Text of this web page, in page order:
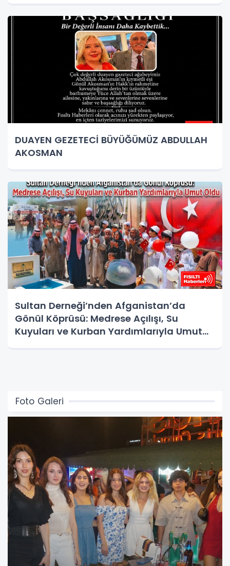
DUAYEN GEZETECİ BÜYÜĞÜMÜZ ABDULLAH
AKOSMAN
Sultan Derneği’nden Afganistan’da
Gönül Köprüsü: Medrese Açılışı, Su
Kuyuları ve Kurban Yardımlarıyla Umut
Foto Galeri